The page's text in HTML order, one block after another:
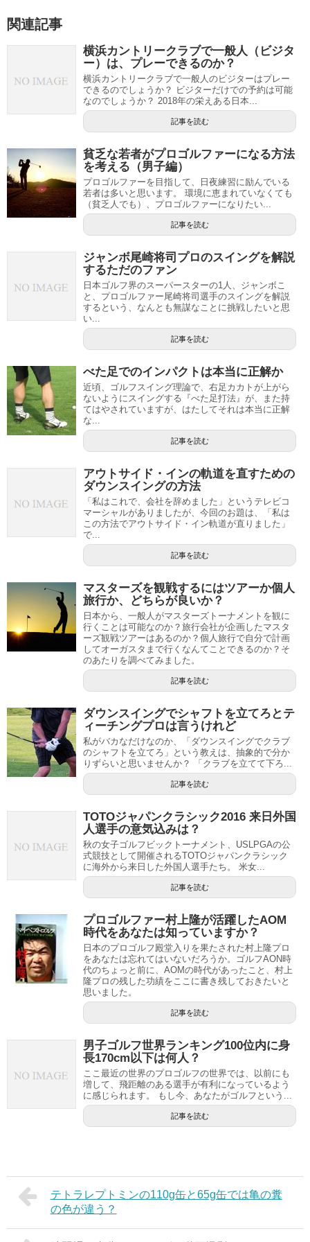
関連記事
横浜カントリークラブで一般人（ビジタ
ー）は、プレーできるのか？
横浜カントリークラブで一般人のビジターはプレー
できるのでしょうか？ ビジターだけでの予約は可能
なのでしょうか？ 2018年の栄えある日本...
記事を読む
貧乏な若者がプロゴルファーになる方法
を考える（男子編）
プロゴルファーを目指して、日夜練習に励んでいる
若者は多いと思います。 環境に恵まれていなくても
（貧乏人でも）、プロゴルファーになりたい...
記事を読む
ジャンボ尾崎将司プロのスイングを解説
するただのファン
日本ゴルフ界のスーパースターの1人、ジャンボこ
と、プロゴルファー尾崎将司選手のスイングを解説
するという、なんとも無謀なことに挑戦したいと思
い...
記事を読む
べた足でのインパクトは本当に正解か
近頃、ゴルフスイング理論で、右足カカトが上がら
ないようにスイングする『べた足打法』が、また持
てはやされていますが、はたしてそれは本当に正解
な...
記事を読む
アウトサイド・インの軌道を直すための
ダウンスイングの方法
「私はこれで、会社を辞めました」というテレビコ
マーシャルがありましたが、今回のお題は、「私は
この方法でアウトサイド・イン軌道が直りました」
で...
記事を読む
マスターズを観戦するにはツアーか個人
旅行か、どちらが良いか？
日本から、一般人がマスターズトーナメントを観に
行くことは可能なのか？旅行会社が企画したマスタ
ーズ観戦ツアーはあるのか？個人旅行で自分で計画
してオーガスタまで行くなんてことできるのか？そ
のあたりを調べてみました。
記事を読む
ダウンスイングでシャフトを立てろとテ
ィーチングプロは言うけれど
私がバカなだけなのか、「ダウンスイングでクラブ
のシャフトを立てろ」という教えは、抽象的で分か
りずらいと思いませんか？ 「クラブを立てて下ろ...
記事を読む
TOTOジャパンクラシック2016 来日外国
人選手の意気込みは？
秋の女子ゴルフビックトーナメント、USLPGAの公
式競技として開催されるTOTOジャパンクラシック
に海外から来日した外国人選手たち。 米女...
記事を読む
プロゴルファー村上隆が活躍したAOM
時代をあなたは知っていますか？
日本のプロゴルフ殿堂入りを果たされた村上隆プロ
をあなたは忘れてはいないだろうか。ゴルフAON時
代のちょっと前に、AOMの時代があったこと、村上
隆プロの残した功績をここに書き残しておきたいと
思いました。
記事を読む
男子ゴルフ世界ランキング100位内に身
長170cm以下は何人？
ここ最近の世界のプロゴルフの世界では、以前にも
増して、飛距離のある選手が有利になっているよう
に感じられます。 もし今、あなたがゴルフという...
記事を読む
テトラレプトミンの110g缶と65g缶では亀の糞
の色が違う？